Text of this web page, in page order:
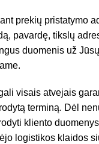
prekių pristatymo
pavardę, tikslų
duomenis už
visais atvejais
terminą. Dėl
kliento
logistikos klaidos